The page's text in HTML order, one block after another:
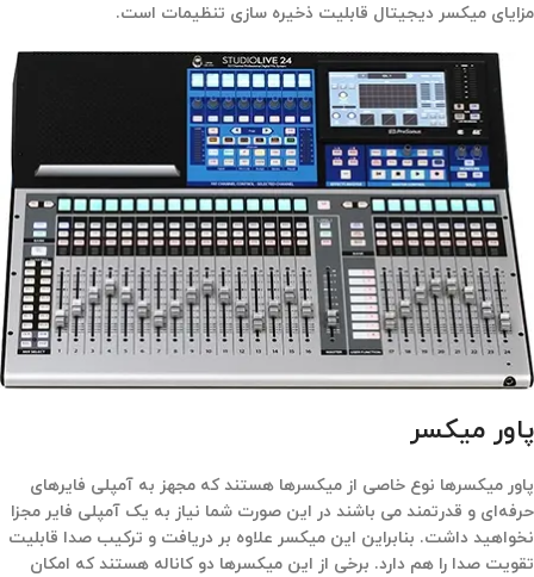
مزایای میکسر دیجیتال قابلیت ذخیره سازی تنظیمات است.
پاور میکسر
پاور میکسرها نوع خاصی از میکسرها هستند که مجهز به آمپلی فایرهای
حرفه‌ای و قدرتمند می باشند در این صورت شما نیاز به یک آمپلی فایر مجزا
نخواهید داشت. بنابراین این میکسر علاوه بر دریافت و ترکیب صدا قابلیت
تقویت صدا را هم دارد. برخی از این میکسرها دو کاناله هستند که امکان